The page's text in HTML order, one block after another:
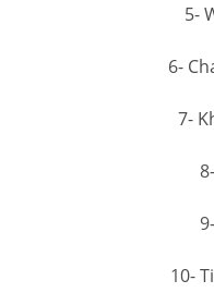
5-
6-
7-
10-